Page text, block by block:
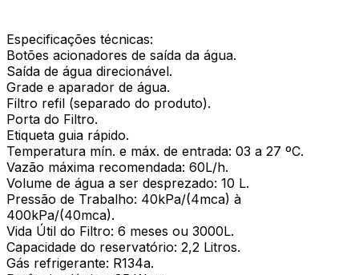
Especificações técnicas:
Botões acionadores de saída da água.
Saída de água direcionável.
Grade e aparador de água.
Filtro refil (separado do produto).
Porta do Filtro.
Etiqueta guia rápido.
Temperatura mín. e máx. de entrada: 03 a 27 ºC.
Vazão máxima recomendada: 60L/h.
Volume de água a ser desprezado: 10 L.
Pressão de Trabalho: 40kPa/(4mca) à
400kPa/(40mca).
Vida Útil do Filtro: 6 meses ou 3000L.
Capacidade do reservatório: 2,2 Litros.
Gás refrigerante: R134a.